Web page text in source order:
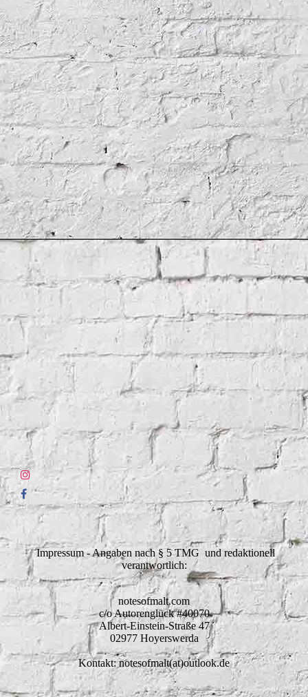
Impressum - Angaben nach § 5 TMG und redaktionell
verantwortlich:
notesofmalt.com
c/o Autorenglück #40070
Albert-Einstein-Straße 47
02977 Hoyerswerda
Kontakt: notesofmalt(at)outlook.de